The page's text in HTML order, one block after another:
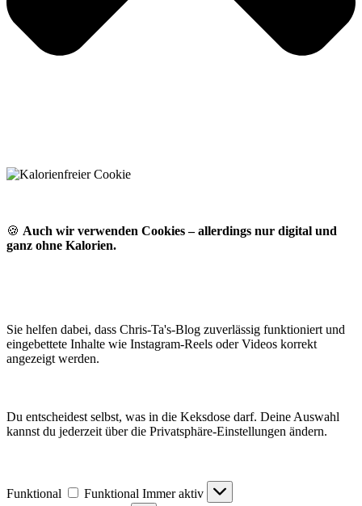
🍪 Auch wir verwenden Cookies – allerdings nur digital und
ganz ohne Kalorien.
Sie helfen dabei, dass Chris-Ta's-Blog zuverlässig funktioniert und
eingebettete Inhalte wie Instagram-Reels oder Videos korrekt
angezeigt werden.
Du entscheidest selbst, was in die Keksdose darf. Deine Auswahl
kannst du jederzeit über die Privatsphäre-Einstellungen ändern.
Funktional Funktional Immer aktiv